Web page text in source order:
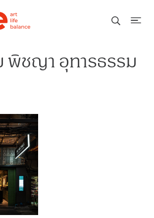
พิชญา อุทารธรรม